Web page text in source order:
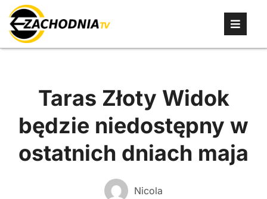
Taras Złoty Widok
będzie niedostępny w
ostatnich dniach maja
Nicola